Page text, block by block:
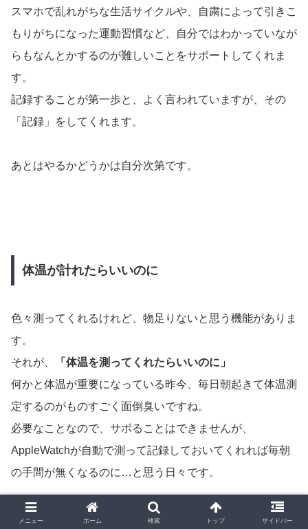
スマホで乱れがちな生活サイクルや、自粛によって引きこ
もりがちになった運動習慣など、自分ではわかっていなが
らもなんとかするのが難しいことをサポートしてくれま
す。
記録することが第一歩と、よく言われていますが、その
「記録」をしてくれます。
あとはやるかどうかは自分次第です。
体温が計れたらいいのに
色々測ってくれるけれど、物足りないと思う機能がありま
す。
それが、
「体温を測ってくれたらいいのに」
何かと体温が重要になっている昨今、毎日朝起きて体温測
定するのがものすごく面倒臭いですね。
必要なことなので、サボることはできませんが、
AppleWatchが自動で測って記録しておいてくれれば毎朝
の手間が無くなるのに…と思う日々です。
メニュー ホーム 検索 トップ サイドバー